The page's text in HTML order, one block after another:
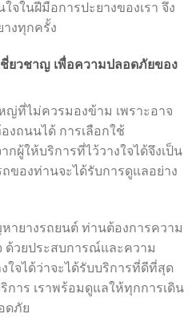
จในฝีมือการปะยางของเรา จึง
งทุกครั้ง
ชี่ยวชาญ เพื่อความปลอดภัยของ
ญ่ที่ไม่ควรมองข้าม เพราะอาจ
งถนนได้ การเลือกใช้
กผู้ให้บริการที่ไว้วางใจได้จึงเป็น
ของท่านจะได้รับการดูแลอย่าง
หายางรถยนต์ ท่านต้องการความ
ด้วยประสบการณ์และความ
ใจได้ว่าจะได้รับบริการที่ดีที่สุด
าร เราพร้อมดูแลให้ทุกการเดิน
ดภัย